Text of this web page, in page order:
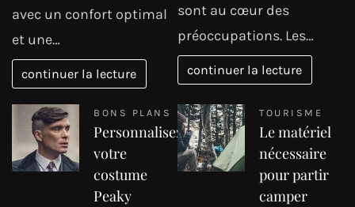
avec un confort optimal
et une…
continuer la lecture
sont au cœur des
préoccupations. Les…
continuer la lecture
BONS PLANS
Personnalisez
votre
costume
Peaky
TOURISME
Le matériel
nécessaire
pour partir
camper